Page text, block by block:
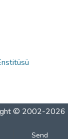
© 2002-2026
Send